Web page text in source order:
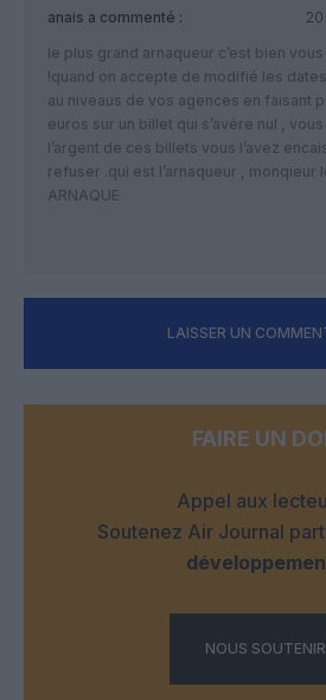
anais a commenté :
le plus grand arnaqueur c’est bien
!quand on accepte de modifié les
au niveaus de vos agences en faisant
euros sur un billet qui s’avére nul ,
l’argent de ces billets vous l’avez
refuser .qui est l’arnaqueur , monqieur
ARNAQUE
LAISSER UN
FAIRE UN
Appel aux
Soutenez Air Journal
NOUS SOUTENIR